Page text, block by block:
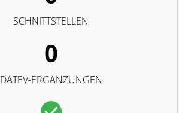
SCHNITTSTELLEN
0
DATEV-ERGÄNZUNGEN